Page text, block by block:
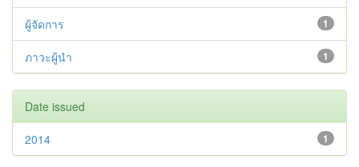
1
ผู้จัดการ
1
ภาวะผู้นำ
Date issued
1
2014